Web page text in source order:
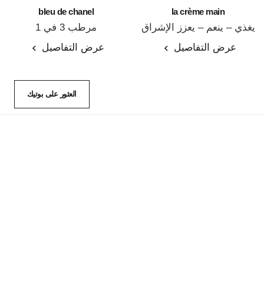
la crème main
يغذي – ينعم – يعزز الإشراق
عرض التفاصيل
bleu de chanel
مرطب 3 في 1
عرض التفاصيل
العثور على بوتيك